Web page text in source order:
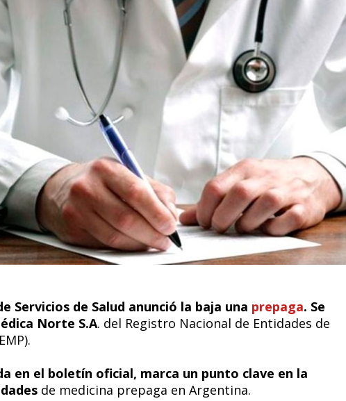
Servicios de Salud anunció la baja una prepaga. Se
Norte S.A. del Registro Nacional de Entidades de
en el boletín oficial, marca un punto clave en la
de medicina prepaga en Argentina.